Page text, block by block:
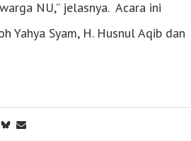
NU,” jelasnya. Acara ini
Yahya Syam, H. Husnul Aqib dan